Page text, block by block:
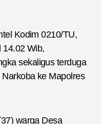
Kodim 0210/TU,
14.02 Wib,
sekaligus terduga
ke Mapolres
warga Desa